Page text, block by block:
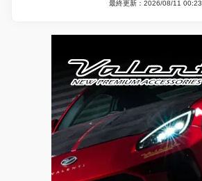
最終更新：2026/08/11 00:23